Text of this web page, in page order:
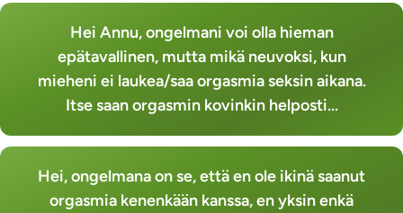
Hei Annu, ongelmani voi olla hieman
epätavallinen, mutta mikä neuvoksi, kun
mieheni ei laukea/saa orgasmia seksin aikana.
Itse saan orgasmin kovinkin helposti...
Hei, ongelmana on se, että en ole ikinä saanut
orgasmia kenenkään kanssa, en yksin enkä